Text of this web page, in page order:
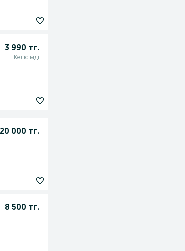
3 990 тг.
Келісімді
20 000 тг.
8 500 тг.